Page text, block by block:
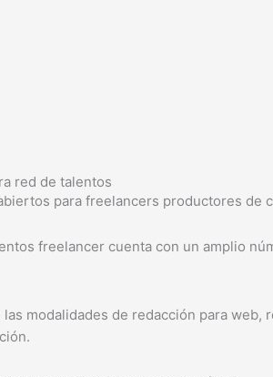
red de talentos
para freelancers productores de
freelancer cuenta con un amplio
las modalidades de redacción para